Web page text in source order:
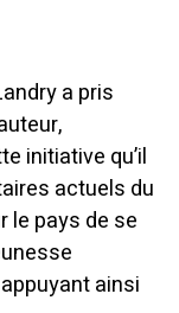
a pris
initiative qu’il
actuels du
le pays de se
ainsi